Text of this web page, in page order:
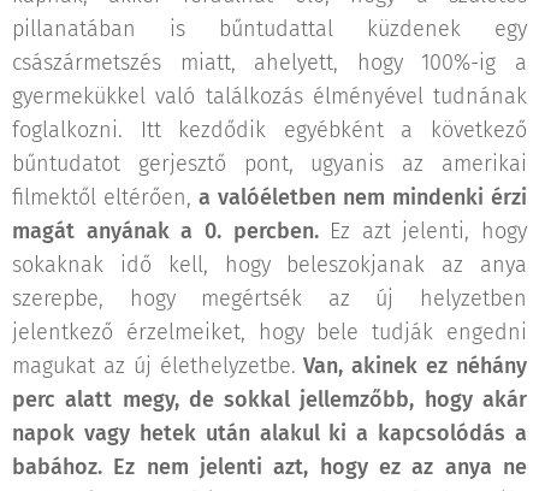
pillanatában is bűntudattal küzdenek egy
császármetszés miatt, ahelyett, hogy 100%-ig a
gyermekükkel való találkozás élményével tudnának
foglalkozni. Itt kezdődik egyébként a következő
bűntudatot gerjesztő pont, ugyanis az amerikai
filmektől eltérően, a valóéletben nem mindenki érzi
magát anyának a 0. percben. Ez azt jelenti, hogy
sokaknak idő kell, hogy beleszokjanak az anya
szerepbe, hogy megértsék az új helyzetben
jelentkező érzelmeiket, hogy bele tudják engedni
magukat az új élethelyzetbe.Van, akinek ez néhány
perc alatt megy, de sokkal jellemzőbb, hogy akár
napok vagy hetek után alakul ki a kapcsolódás a
babához. Ez nem jelenti azt, hogy ez az anya ne